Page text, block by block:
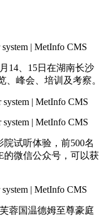
14、15日在湖南长沙
峰会、培训及考察。
试听体验，前500名
的微信公众号，可以获
蓉国温德姆至尊豪庭